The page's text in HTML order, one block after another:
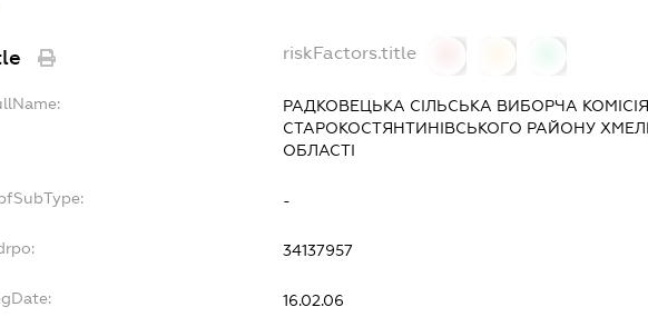
riskFactors.title
РАДКОВЕЦЬКА СІЛЬСЬКА ВИБОРЧА КОМІСІЯ
СТАРОКОСТЯНТИНІВСЬКОГО РАЙОНУ
ОБЛАСТІ
-
34137957
16.02.06